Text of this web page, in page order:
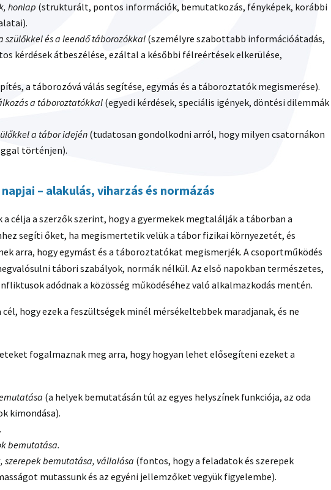
honlap (strukturált, pontos információk, bemutatkozás, fényképek, korábbi
szülőkkel és a leendő táborozókkal(személyre szabottabb információátadás,
kérdések átbeszélése, ezáltal a későbbi félreértések elkerülése,
a táborozóvá válás segítése, egymás és a táboroztatók megismerése).
a táboroztatókkal (egyedi kérdések, speciális igények, döntési dilemmák
a tábor idején (tudatosan gondolkodni arról, hogy milyen csatornákon
történjen).
– alakulás, viharzás és normázás
a célja a szerzők szerint, hogy a gyermekek megtalálják a táborban a
segíti őket, ha megismertetik velük a tábor fizikai környezetét, és
arra, hogy egymást és a táboroztatókat megismerjék. A csoportműködés
tábori szabályok, normák nélkül. Az első napokban természetes,
adódnak a közösség működéséhez való alkalmazkodás mentén.
hogy ezek a feszültségek minél mérsékeltebbek maradjanak, és ne
fogalmaznak meg arra, hogy hogyan lehet elősegíteni ezeket a
(a helyek bemutatásán túl az egyes helyszínek funkciója, az oda
kimondása).
bemutatása.
szerepek bemutatása, vállalása (fontos, hogy a feladatok és szerepek
mutassunk és az egyéni jellemzőket vegyük figyelembe).